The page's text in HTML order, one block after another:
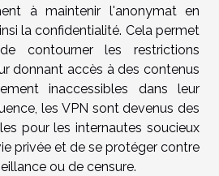
à maintenir l'anonymat en
la confidentialité. Cela permet
contourner les restrictions
donnant accès à des contenus
inaccessibles dans leur
les VPN sont devenus des
pour les internautes soucieux
privée et de se protéger contre
ou de censure.